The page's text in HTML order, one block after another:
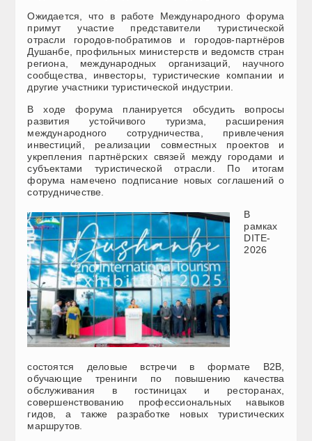
Ожидается, что в работе Международного форума
примут участие представители туристической
отрасли городов-побратимов и городов-партнёров
Душанбе, профильных министерств и ведомств стран
региона, международных организаций, научного
сообщества, инвесторы, туристические компании и
другие участники туристической индустрии.
В ходе форума планируется обсудить вопросы
развития устойчивого туризма, расширения
международного сотрудничества, привлечения
инвестиций, реализации совместных проектов и
укрепления партнёрских связей между городами и
субъектами туристической отрасли. По итогам
форума намечено подписание новых соглашений о
сотрудничестве.
В
рамках
DITE-
2026
состоятся деловые встречи в формате B2B,
обучающие тренинги по повышению качества
обслуживания в гостиницах и ресторанах,
совершенствованию профессиональных навыков
гидов, а также разработке новых туристических
маршрутов.